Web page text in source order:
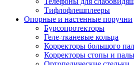
Тифлофлешплееры
Опорные и настенные поручни
Бурсопротекторы
Геле-тканевые кольца
Корректоры большого
Корректоры стопы и